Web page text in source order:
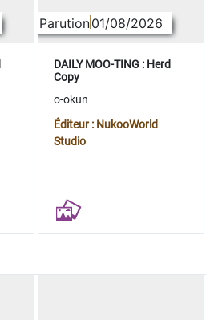
Parution01/08/2026
DAILY MOO-TING : Herd
Copy
o-okun
Éditeur : NukooWorld
Studio